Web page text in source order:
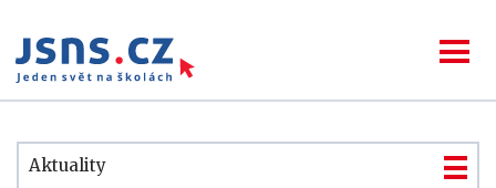
Aktuality